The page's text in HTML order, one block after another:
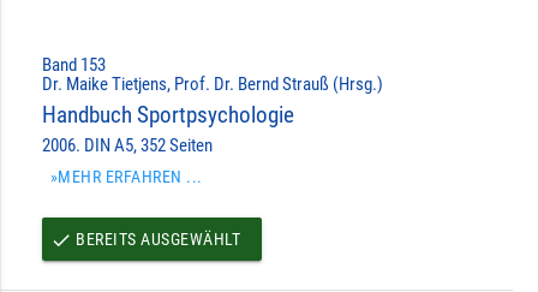
Band 153
Dr. Maike Tietjens, Prof. Dr. Bernd Strauß (Hrsg.)
Handbuch Sportpsychologie
2006. DIN A5, 352 Seiten
»MEHR ERFAHREN ...
done BEREITS AUSGEWÄHLT